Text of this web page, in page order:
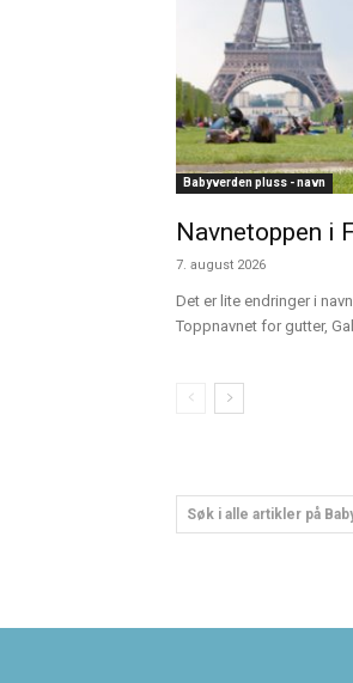
Babyverden pluss - navn
Navnetoppen i
7. august 2026
Det er lite endringer i
Toppnavnet for gutter,
Søk i alle artikler på